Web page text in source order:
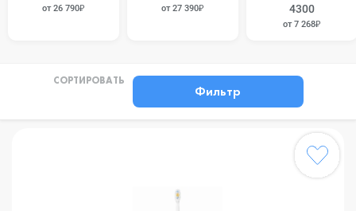
от 26 790₽ от 27 390₽
4300
от 7 268₽
СОРТИРОВАТЬ
Фильтр